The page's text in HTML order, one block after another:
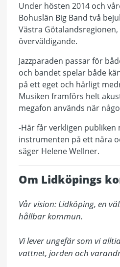
Under hösten 2014 och
Bohuslän Big Band två
Västra
överväldigande.
Jazzparaden passar för
och bandet spelar både
på ett eget och härligt
Musiken framförs helt
megafon används när
-Här får verkligen publiken
instrumenten på ett nära
säger Helene Wellner.
Om Lidköpings
Vår vision: Lidköping, en
hållbar kommun.
Vi lever ungefär som vi
vattnet, jorden och